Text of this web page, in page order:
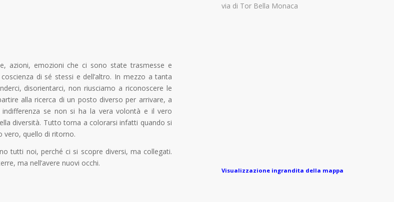
azioni, emozioni che ci sono state trasmesse e
di sé stessi e dell’altro. In mezzo a tanta
disorientarci, non riusciamo a riconoscere le
alla ricerca di un posto diverso per arrivare, a
se non si ha la vera volontà e il vero
diversità. Tutto torna a colorarsi infatti quando si
vero, quello di ritorno.
tutti noi, perché ci si scopre diversi, ma collegati.
ma nell’avere nuovi occhi.
via di Tor Bella Monaca
Visualizzazione ingrandita della mappa